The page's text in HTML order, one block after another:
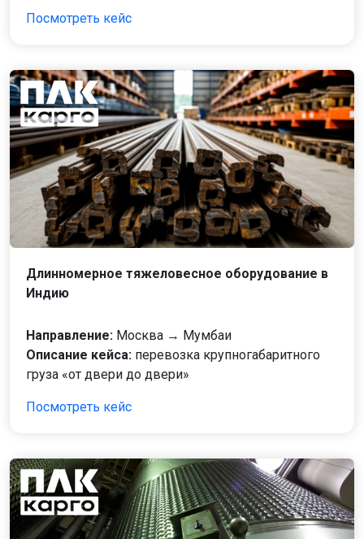
Посмотреть кейс
Длинномерное тяжеловесное оборудование в
Индию
Направление: Москва → Мумбаи
Описание кейса: перевозка крупногабаритного
груза «от двери до двери»
Посмотреть кейс